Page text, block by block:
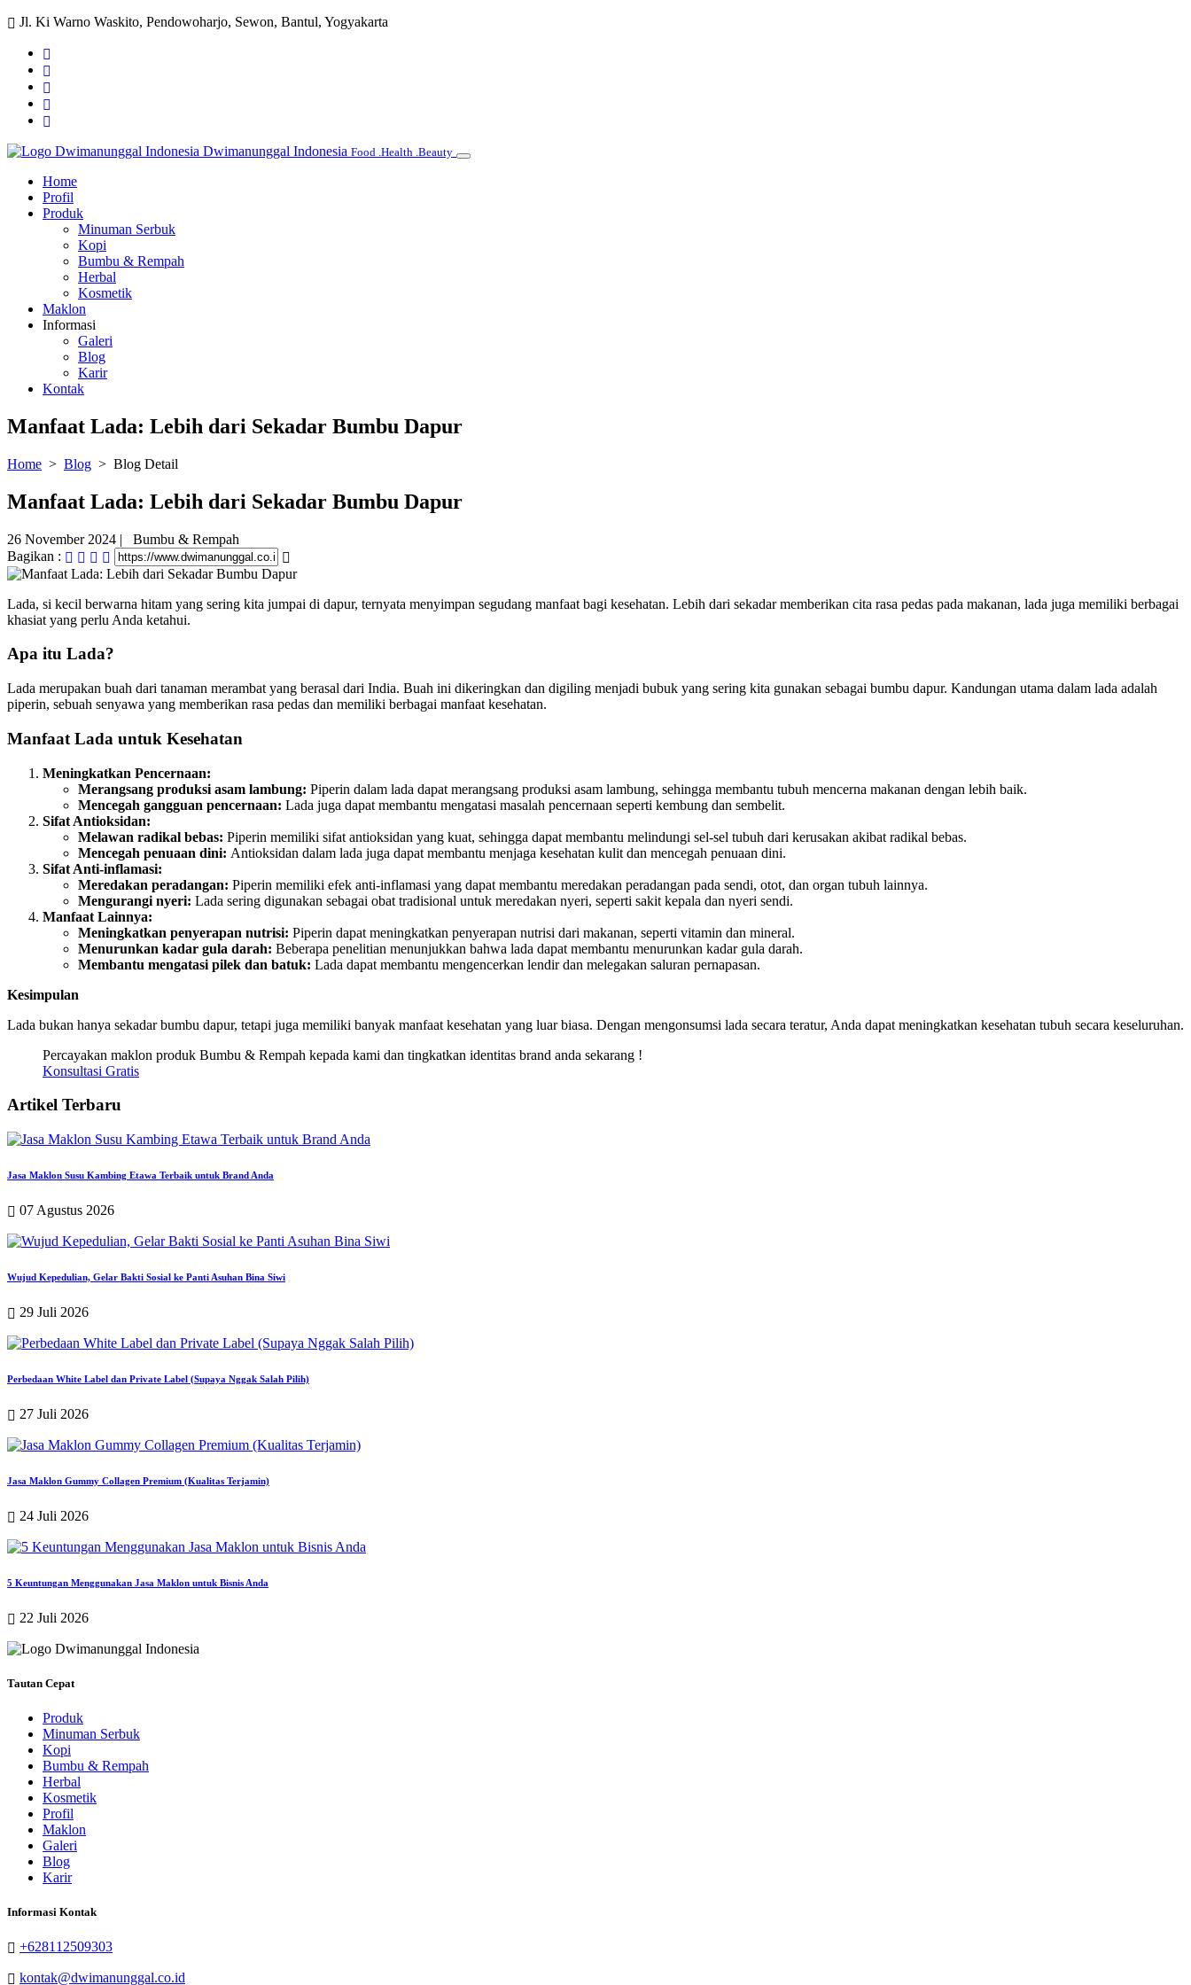
Jl. Ki Warno Waskito, Pendowoharjo, Sewon, Bantul, Yogyakarta
Dwimanunggal Indonesia Food .Health .Beauty
Home
Profil
Produk
Minuman Serbuk
Kopi
Bumbu & Rempah
Herbal
Kosmetik
Maklon
Informasi
Galeri
Blog
Karir
Kontak
Manfaat Lada: Lebih dari Sekadar Bumbu Dapur
Home > Blog > Blog Detail
Manfaat Lada: Lebih dari Sekadar Bumbu Dapur
26 November 2024 | Bumbu & Rempah
Bagikan :
Lada, si kecil berwarna hitam yang sering kita jumpai di dapur, ternyata menyimpan segudang manfaat bagi kesehatan. Lebih dari sekadar memberikan cita rasa pedas pada makanan, lada juga memiliki berbagai
khasiat yang perlu Anda ketahui.
Apa itu Lada?
Lada merupakan buah dari tanaman merambat yang berasal dari India. Buah ini dikeringkan dan digiling menjadi bubuk yang sering kita gunakan sebagai bumbu dapur. Kandungan utama dalam lada adalah
piperin, sebuah senyawa yang memberikan rasa pedas dan memiliki berbagai manfaat kesehatan.
Manfaat Lada untuk Kesehatan
Meningkatkan Pencernaan:
Merangsang produksi asam lambung: Piperin dalam lada dapat merangsang produksi asam lambung, sehingga membantu tubuh mencerna makanan dengan lebih baik.
Mencegah gangguan pencernaan: Lada juga dapat membantu mengatasi masalah pencernaan seperti kembung dan sembelit.
Sifat Antioksidan:
Melawan radikal bebas: Piperin memiliki sifat antioksidan yang kuat, sehingga dapat membantu melindungi sel-sel tubuh dari kerusakan akibat radikal bebas.
Mencegah penuaan dini: Antioksidan dalam lada juga dapat membantu menjaga kesehatan kulit dan mencegah penuaan dini.
Sifat Anti-inflamasi:
Meredakan peradangan: Piperin memiliki efek anti-inflamasi yang dapat membantu meredakan peradangan pada sendi, otot, dan organ tubuh lainnya.
Mengurangi nyeri: Lada sering digunakan sebagai obat tradisional untuk meredakan nyeri, seperti sakit kepala dan nyeri sendi.
Manfaat Lainnya:
Meningkatkan penyerapan nutrisi: Piperin dapat meningkatkan penyerapan nutrisi dari makanan, seperti vitamin dan mineral.
Menurunkan kadar gula darah: Beberapa penelitian menunjukkan bahwa lada dapat membantu menurunkan kadar gula darah.
Membantu mengatasi pilek dan batuk: Lada dapat membantu mengencerkan lendir dan melegakan saluran pernapasan.
Kesimpulan
Lada bukan hanya sekadar bumbu dapur, tetapi juga memiliki banyak manfaat kesehatan yang luar biasa. Dengan mengonsumsi lada secara teratur, Anda dapat meningkatkan kesehatan tubuh secara keseluruhan.
Percayakan maklon produk Bumbu & Rempah kepada kami dan tingkatkan identitas brand anda sekarang !
Konsultasi Gratis
Artikel Terbaru
Jasa Maklon Susu Kambing Etawa Terbaik untuk Brand Anda
07 Agustus 2026
Wujud Kepedulian, Gelar Bakti Sosial ke Panti Asuhan Bina Siwi
29 Juli 2026
Perbedaan White Label dan Private Label (Supaya Nggak Salah Pilih)
27 Juli 2026
Jasa Maklon Gummy Collagen Premium (Kualitas Terjamin)
24 Juli 2026
5 Keuntungan Menggunakan Jasa Maklon untuk Bisnis Anda
22 Juli 2026
Tautan Cepat
Produk
Minuman Serbuk
Kopi
Bumbu & Rempah
Herbal
Kosmetik
Profil
Maklon
Galeri
Blog
Karir
Informasi Kontak
+628112509303
kontak@dwimanunggal.co.id